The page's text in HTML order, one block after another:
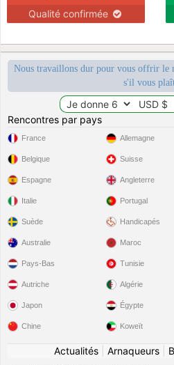
Qualité confirmée
Nous travaillons dur pour vous offrir le
s'il vous
Rencontres par pays
France
Belgique
Espagne
Italie
Suède
Allemagne
Suisse
Angleterre
Portugal
Handicapés
Australie
Pays-Bas
Autriche
Japon
Chine
Maroc
Tunisie
Algérie
Égypte
Koweït
Actualités| Arnaqueurs|